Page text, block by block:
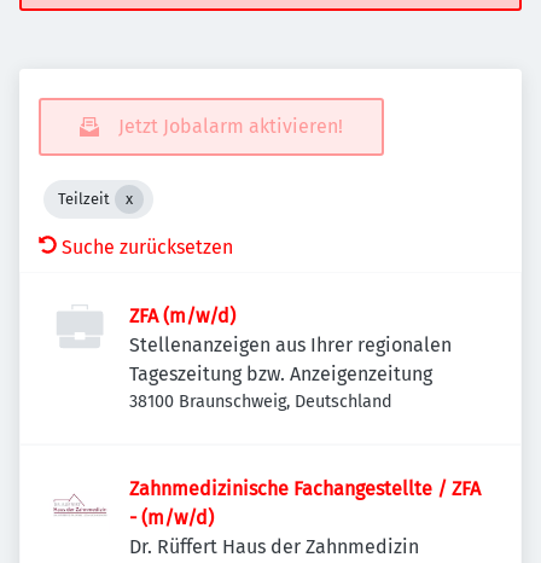
Jetzt Jobalarm aktivieren!
Teilzeit
Suche zurücksetzen
ZFA (m/w/d)
Stellenanzeigen aus Ihrer regionalen
Tageszeitung bzw. Anzeigenzeitung
38100 Braunschweig, Deutschland
Zahnmedizinische Fachangestellte / ZFA
- (m/w/d)
Dr. Rüffert Haus der Zahnmedizin